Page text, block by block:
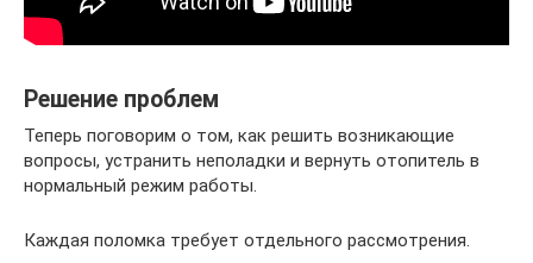
Решение проблем
Теперь поговорим о том, как решить возникающие
вопросы, устранить неполадки и вернуть отопитель в
нормальный режим работы.
Каждая поломка требует отдельного рассмотрения.